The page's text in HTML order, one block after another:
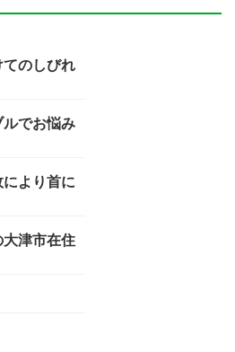
のしびれ
でお悩み
より首に
津市在住